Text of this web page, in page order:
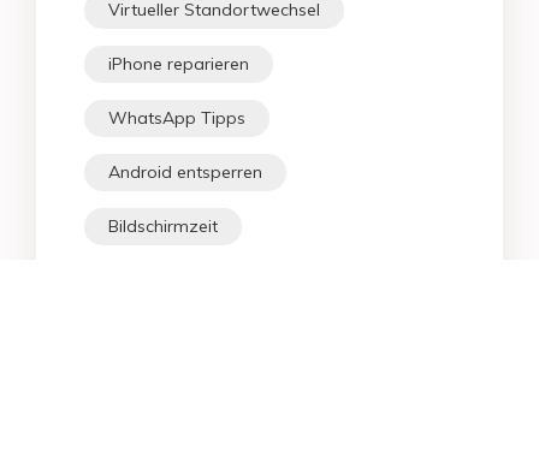
Virtueller Standortwechsel
iPhone reparieren
WhatsApp Tipps
Android entsperren
Bildschirmzeit